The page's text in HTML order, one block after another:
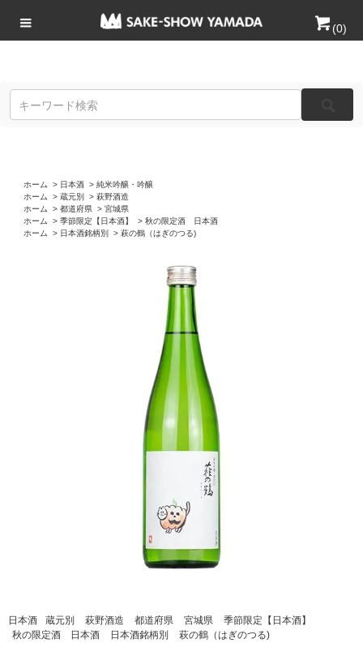
(0)
ホーム > 日本酒 > 純米吟醸・吟醸
ホーム
> 蔵元別 > 萩野酒造
ホーム
> 都道府県 > 宮城県
ホーム
> 季節限定【日本酒】 > 秋の限定酒 日本酒
ホーム
> 日本酒銘柄別 > 萩の鶴（はぎのつる)
日本酒 蔵元別 萩野酒造 都道府県 宮城県
季節限定【日本酒】
秋の限定酒 日本酒
日本酒銘柄別 萩の鶴（はぎのつる)